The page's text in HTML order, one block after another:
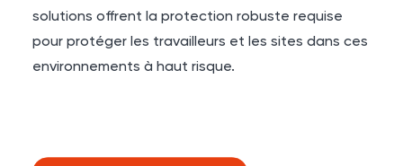
solutions offrent la protection robuste requise
pour protéger les travailleurs et les sites dans ces
environnements à haut risque.